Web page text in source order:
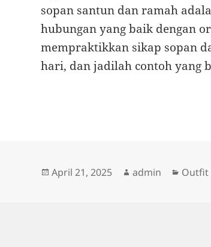
sopan santun dan ramah
hubungan yang baik dengan
mempraktikkan sikap sopan
hari, dan jadilah contoh yang
Posted
April 21, 2025 Author
admin Outfit